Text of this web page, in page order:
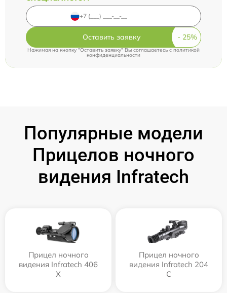
Оставить заявку
Нажимая на кнопку "Оставить заявку" Вы соглашаетесь cполитикой
конфиденциальности
Популярные модели
Прицелов ночного
видения Infratech
Прицел ночного
видения Infratech 406
Х
Прицел ночного
видения Infratech 204
С